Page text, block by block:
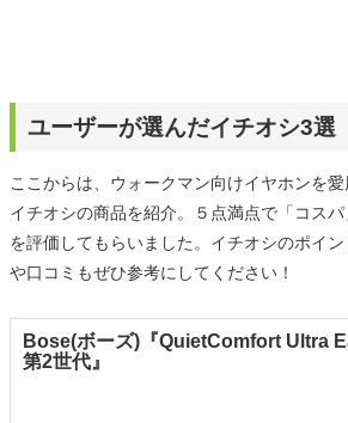
ユーザーが選んだイチオシ3選
ここからは、ウォークマン向けイヤホンを
イチオシの商品を紹介。５点満点で「コスパ
を評価してもらいました。イチオシのポイ
や口コミもぜひ参考にしてください！
Bose(ボーズ)『QuietComfort Ultra
第2世代』